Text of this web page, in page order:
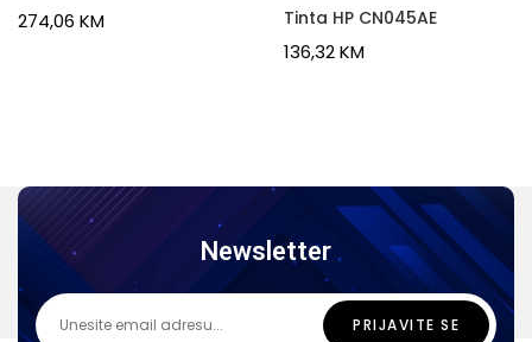
274,06 KM Tinta HP CN045AE
136,32KM
Newsletter